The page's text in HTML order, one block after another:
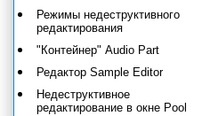
Режимы недеструктивного
редактирования
"Контейнер" Audio Part
Редактор Sample Editor
Недеструктивное
редактирование в окне Pool